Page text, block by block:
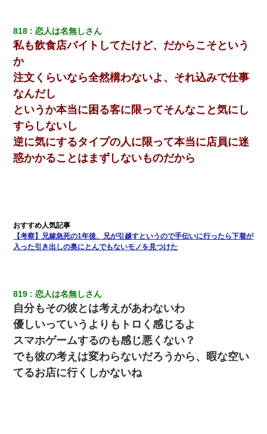
818 恋人は名無しさん
私も飲食店バイトしてたけど、だからこそという
か
注文くらいなら全然構わないよ、それ込みで仕事
なんだし
というか本当に困る客に限ってそんなこと気にし
すらしないし
逆に気にするタイプの人に限って本当に店員に迷
惑かかることはまずしないものだから
【考察】兄嫁急死の1年後、兄が引越すというので手伝いに行ったら下着が
入った引き出しの奥にとんでもないモノを見つけた
819 恋人は名無しさん
自分もその彼とは考えがあわないわ
優しいっていうよりもトロく感じるよ
スマホゲームするのも感じ悪くない？
でも彼の考えは変わらないだろうから、暇な空い
てるお店に行くしかないね